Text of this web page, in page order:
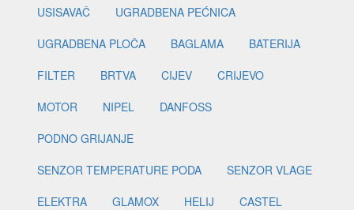
USISAVAČ
UGRADBENA PEĆNICA
UGRADBENA PLOČA
BAGLAMA
BATERIJA
FILTER
BRTVA CIJEV
CRIJEVO
MOTOR
NIPEL
DANFOSS
PODNO GRIJANJE
SENZOR TEMPERATURE PODA
SENZOR VLAGE
ELEKTRA
GLAMOX HELIJ
CASTEL